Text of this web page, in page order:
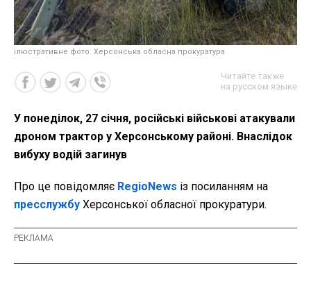
ілюстративне фото: Херсонська обласна прокуратура
Читайте также
на русском языке
У понеділок, 27 січня, російські військові атакували
дроном трактор у Херсонському районі. Внаслідок
вибуху водій загинув
Про це повідомляє RegioNews із посиланням на
пресслужбу Херсонської обласної прокуратури.